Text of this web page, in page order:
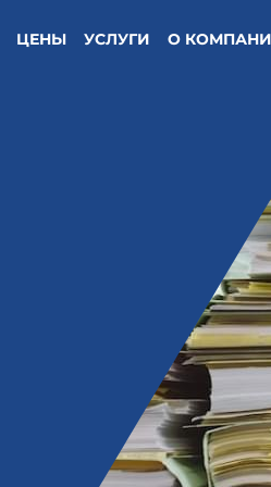
ЦЕНЫ УСЛУГИ О